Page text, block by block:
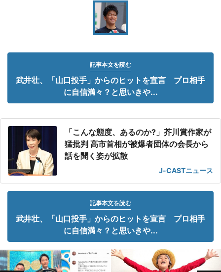
記事本文を読む
武井壮、「山口投手」からのヒットを宣言 プロ相手
に自信満々？と思いきや...
「こんな態度、あるのか?」芥川賞作家が
猛批判 高市首相が被爆者団体の会長から
話を聞く姿が拡散
J-CASTニュース
記事本文を読む
武井壮、「山口投手」からのヒットを宣言 プロ相手
に自信満々？と思いきや...